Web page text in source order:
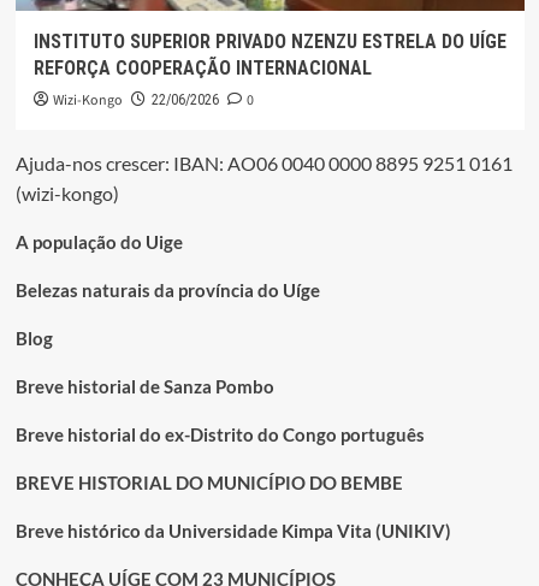
INSTITUTO SUPERIOR PRIVADO NZENZU ESTRELA DO UÍGE
REFORÇA COOPERAÇÃO INTERNACIONAL
Wizi-Kongo 22/06/2026 0
Ajuda-nos crescer: IBAN: AO06 0040 0000 8895 9251 0161
(wizi-kongo)
A população do Uige
Belezas naturais da província do Uíge
Blog
Breve historial de Sanza Pombo
Breve historial do ex-Distrito do Congo português
BREVE HISTORIAL DO MUNICÍPIO DO BEMBE
Breve histórico da Universidade Kimpa Vita (UNIKIV)
CONHEÇA UÍGE COM 23 MUNICÍPIOS